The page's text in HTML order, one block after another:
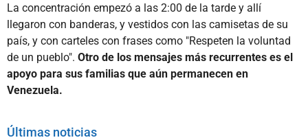
La concentración empezó a las 2:00 de la tarde y allí
llegaron con banderas, y vestidos con las camisetas de su
país, y con carteles con frases como "Respeten la voluntad
de un pueblo". Otro de los mensajes más recurrentes es el
apoyo para sus familias que aún permanecen en
Venezuela.
Últimas noticias